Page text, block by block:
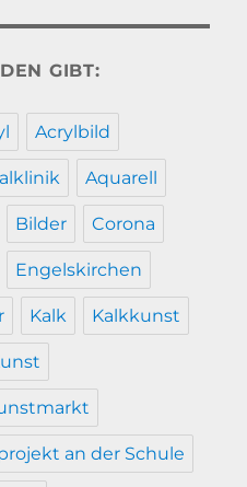
GIBT:
Acrylbild
Aquarell
Bilder Corona
Engelskirchen
Kalk Kalkkunst
an der Schule